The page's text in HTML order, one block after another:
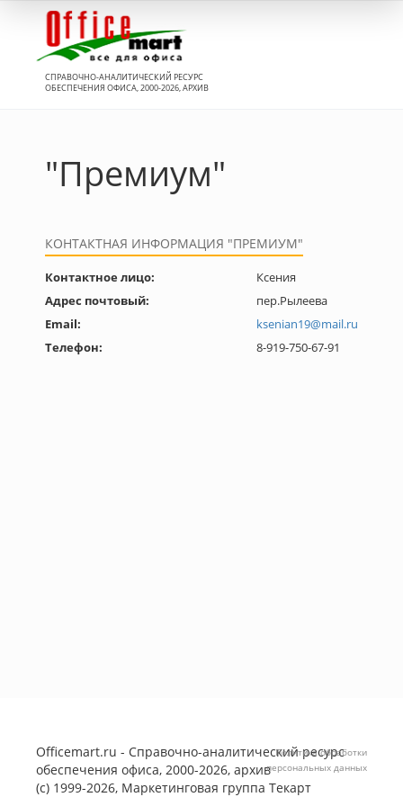
СПРАВОЧНО-АНАЛИТИЧЕСКИЙ РЕСУРС
ОБЕСПЕЧЕНИЯ ОФИСА, 2000-2026, АРХИВ
"Премиум"
КОНТАКТНАЯ ИНФОРМАЦИЯ "ПРЕМИУМ"
Контактное лицо:
Ксения
Адрес почтовый:
пер.Рылеева
Email:
ksenian19@mail.ru
Телефон:
8-919-750-67-91
Officemart.ru - Справочно-аналитический ресурс
обеспечения офиса, 2000-2026, архив
(с) 1999-2026, Маркетинговая группа Текарт
Политика обработки
персональных данных